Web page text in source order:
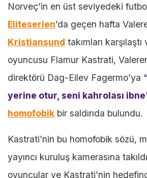
Norveç’in en üst seviyedeki
Eliteserien’da geçen hafta
Kristiansund takımları
oyuncusu Flamur Kastrati,
direktörü Dag-Eilev Fagermo’ya
yerine otur, seni kahrolası
homofobik bir saldırıda bulundu.
Kastrati’nin bu homofobik sözü,
yayıncı kuruluş kamerasına
oyuncular ve Kastrati’nin